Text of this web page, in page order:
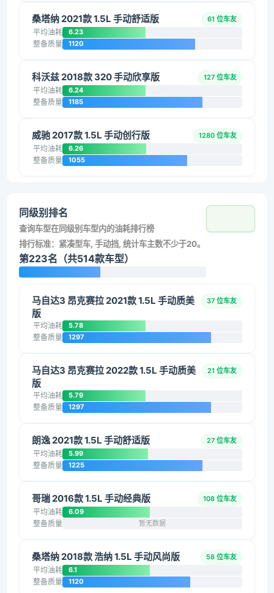
桑塔纳 2021款 1.5L 手动舒适版 61 位车友
平均油耗 6.23
整备质量 1120
科沃兹 2018款 320 手动欣享版 127 位车友
平均油耗 6.24
整备质量 1185
威驰 2017款 1.5L 手动创行版 1280 位车友
平均油耗 6.26
整备质量 1055
同级别排名
查询车型在同级别车型内的油耗排行榜
排行标准：紧凑型车, 手动挡, 统计车主数不少于20。
第223名（共514款车型）
马自达3 昂克赛拉 2021款 1.5L 手动质美
版
37 位车友
平均油耗 5.78
整备质量 1297
马自达3 昂克赛拉 2022款 1.5L 手动质美
版
21 位车友
平均油耗 5.79
整备质量 1297
朗逸 2021款 1.5L 手动舒适版 27 位车友
平均油耗 5.99
整备质量 1225
哥瑞 2016款 1.5L 手动经典版 108 位车友
平均油耗 6.09
整备质量 暂无数据
桑塔纳 2018款 浩纳 1.5L 手动风尚版 58 位车友
平均油耗 6.1
整备质量 1120